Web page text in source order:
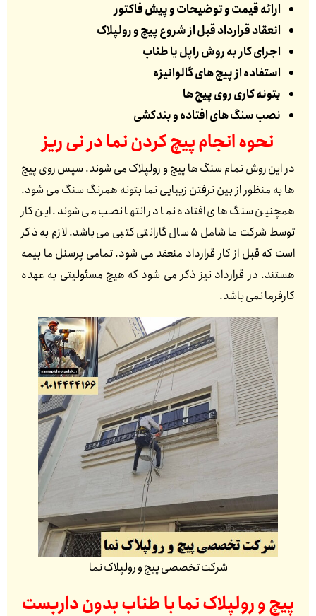
ارائه قیمت و توضیحات و پیش فاکتور
انعقاد قرارداد قبل از شروع پیچ و رولپلاک
اجرای کار به روش راپل یا طناب
استفاده از پیچ های گالوانیزه
بتونه کاری روی پیچ ها
نصب سنگ های افتاده و بندکشی
نحوه انجام پیچ کردن نما درنی ریز
در این روش تمام سنگ ها پیچ و رولپلاک می شوند. سپس روی پیچ
ها به منظور از بین نرفتن زیبایی نما بتونه همرنگ سنگ می شود.
همچنین سنگ های افتاده نما در انتها نصب می شوند. این کار
توسط شرکت ما شامل 5 سال گارانتی کتبی می باشد. لازم به ذکر
است که قبل از کار قرارداد منعقد می شود. تمامی پرسنل ما بیمه
هستند. در قرارداد نیز ذکر می شود که هیچ مسئولیتی به عهده
کارفرما نمی باشد.
شرکت تخصصی پیچ و رولپلاک نما
پیچ و رولپلاک نما با طناب بدون داربست